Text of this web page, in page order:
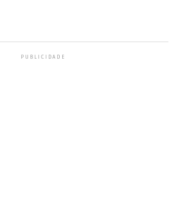
PUBLICIDADE